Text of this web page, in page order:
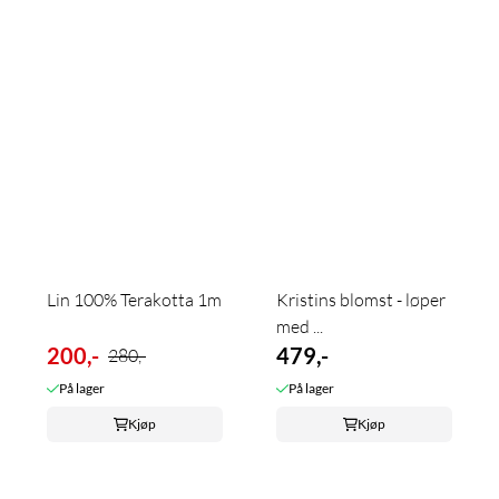
Lin 100% Terakotta 1m
200,- 280,-
På lager
Kjøp
Kristins blomst - løper
med ...
479,-
På lager
Kjøp